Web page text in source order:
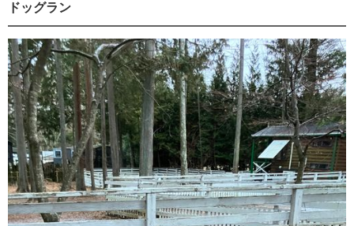
ドッグラン